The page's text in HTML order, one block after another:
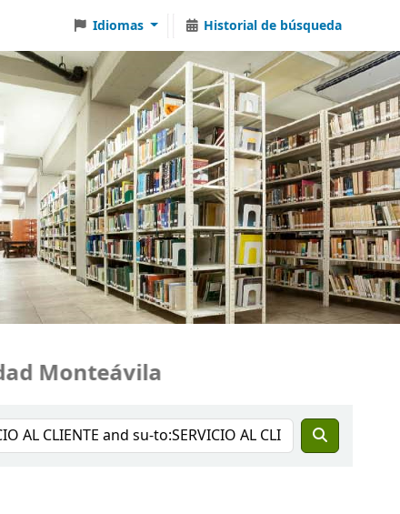
Idiomas Historial de búsqueda
Monteávila